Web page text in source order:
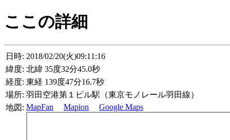
ここの詳細
日時: 2018/02/20(火)09:11:16
緯度: 北緯 35度32分45.0秒
経度: 東経 139度47分16.7秒
場所: 羽田空港第１ビル駅（東京モノレール羽田線）
地図: MapFan Mapion Google Maps